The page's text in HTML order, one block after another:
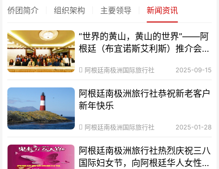
侨团简介 组织架构 主要领导 新闻资讯
“世界的黄山，黄山的世界”——阿
根廷（布宜诺斯艾利斯）推介会成
阿根廷南极洲国际旅行社 2025-09-15
阿根廷南极洲旅行社恭祝新老客户
新年快乐
阿根廷南极洲国际旅行社 2025-01-28
阿根廷南极洲旅行社热烈庆祝三八
国际妇女节，向阿根廷华人女性致